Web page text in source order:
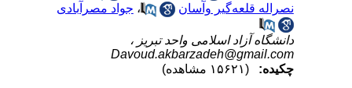
نصراله قلعه‌گیر وآسان
، جواد مصرآبادی
دانشگاه آزاد اسلامی واحد تبریز ،
Davoud.akbarzadeh@gmail.com
چکیده:
(۱۵۶۲۱ مشاهده)